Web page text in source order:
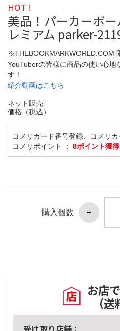
HOT !
美品！パーカーボ
レミアム parker-
※THEBOOKMARKWORLD.COM
YouTuberの皆様に商品の使い心地
す！
紹介動画はこちら
ネット販売
価格（税込）
コメリカード番号登録、コメリ
コメリポイント ： 8ポイント獲得
購入個数
お店
（